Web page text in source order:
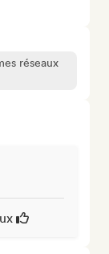
réseaux